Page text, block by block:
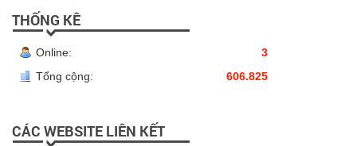
THỐNG KÊ
Online:
3
Tổng cộng:
606.825
CÁC WEBSITE LIÊN KẾT